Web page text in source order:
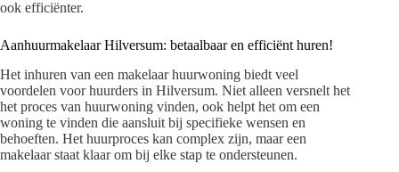
ook efficiënter.
Aanhuurmakelaar Hilversum: betaalbaar en efficiënt huren!
Het inhuren van een makelaar huurwoning biedt veel
voordelen voor huurders in Hilversum. Niet alleen versnelt het
het proces van huurwoning vinden, ook helpt het om een
woning te vinden die aansluit bij specifieke wensen en
behoeften. Het huurproces kan complex zijn, maar een
makelaar staat klaar om bij elke stap te ondersteunen.